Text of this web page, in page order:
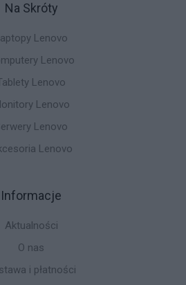
Na Skróty
Lenovo
Lenovo
Lenovo
Lenovo
Lenovo
Lenovo
Informacje
Aktualności
O nas
i płatności